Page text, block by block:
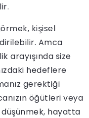
kişisel
Amca
arayışında size
hedeflere
gerektiği
öğütleri veya
hayatta